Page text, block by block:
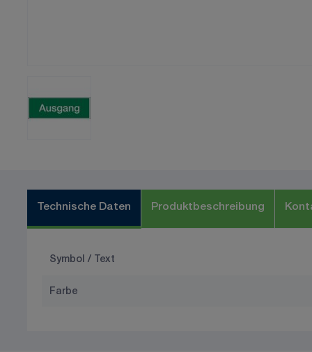
Technische Daten Produktbeschreibung
Symbol / Text
Farbe